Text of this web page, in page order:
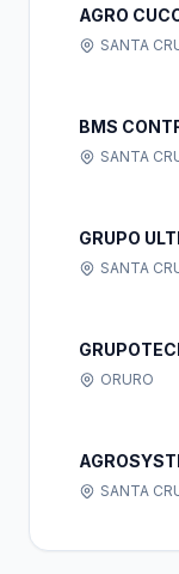
AGRO
SANTA
BMS
SANTA
GRUPO
SANTA
ORURO
SANTA